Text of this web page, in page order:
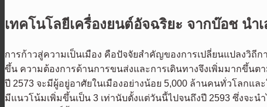
เทคโนโลยีเครื่องยนต์อัจฉริยะ จากบ๊อช นำ
การก้าวสู่ความเป็นเมือง คือปัจจัยสำคัญของการเปลี่ยนแปลงวิถี
ขึ้น ความต้องการด้านการขนส่งและการเดินทางจึงเพิ่มมากขึ้นต
ปี 2573 จะมีผู้อยู่อาศัยในเมืองอย่างน้อย 5,000 ล้านคนทั่วโลกและ
มีแนวโน้มเพิ่มขึ้นเป็น 3 เท่านับตั้งแต่วันนี้ไปจนถึงปี 2593 ซึ่งจะน